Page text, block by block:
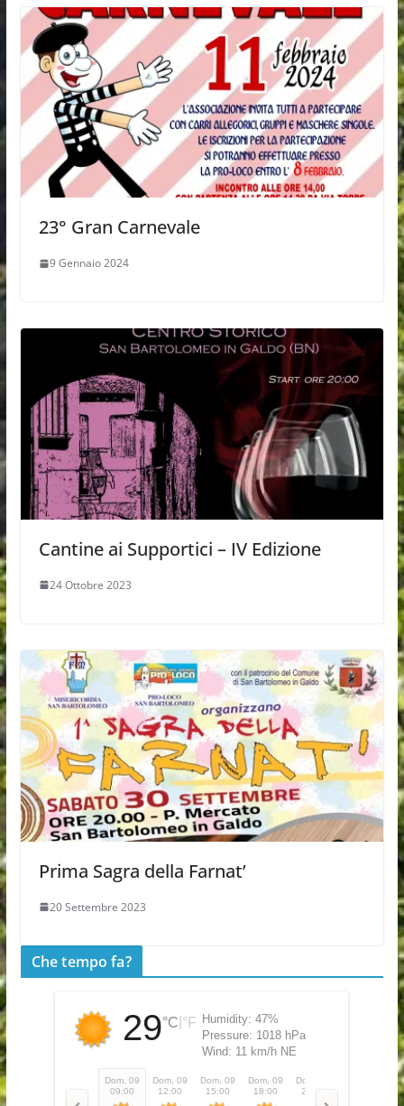
23° Gran Carnevale
9 Gennaio 2024
Cantine ai Supportici – IV Edizione
24 Ottobre 2023
Prima Sagra della Farnat’
20 Settembre 2023
Che tempo fa?
29°C °F Humidity: 47%
Pressure: 1018 hPa
Wind: 11 km/h NE
Dom, 09
09:00
Dom, 09
12:00
Dom, 09
15:00
Dom, 09
18:00
Dom, 09
21:00